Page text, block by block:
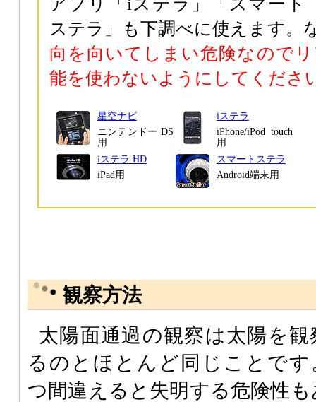
ステラ」も下調べに使えます。
向を向いてしまい危険なので
能を使わないようにしてくださ
星空ナビ
ニンテンドー DS
用
iステラ
iPhone/iPod touch
用
iステラ HD
iPad用
スマートステラ
Android端末用
観察方法
太陽面通過の観察は太陽を観
るのとほとんど同じことです
つ間違えると失明する危険性